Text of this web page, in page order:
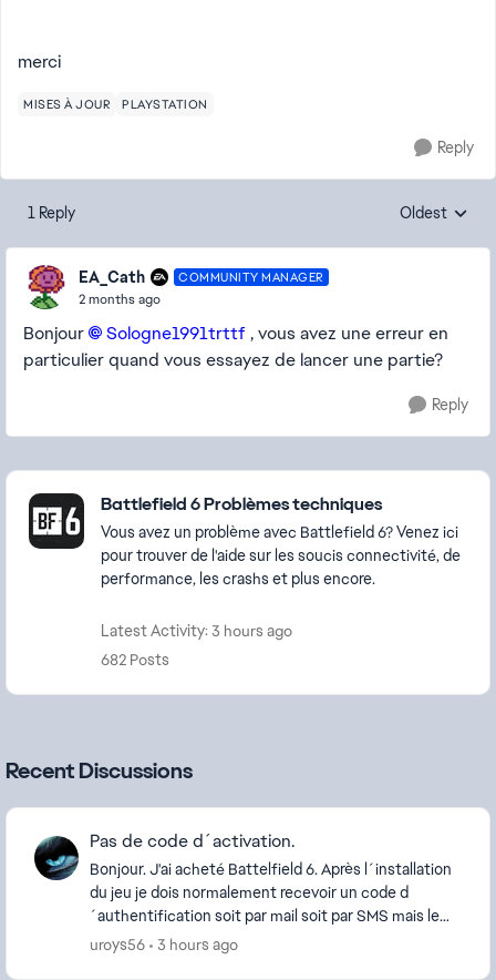
merci
MISES À JOUR PLAYSTATION
Reply
1 Reply Replies
Oldest
EA_Cath COMMUNITY MANAGER
2 months ago
Bonjour Sologne1991trttf​ , vous avez une erreur en
particulier quand vous essayez de lancer une partie?
Reply
Featured Places
Battlefield 6 Problèmes techniques
Vous avez un problème avec Battlefield 6? Venez ici
pour trouver de l'aide sur les soucis connectivité, de
performance, les crashs et plus encore.
Latest Activity: 3 hours ago
682 Posts
Recent Discussions
Pas de code d´activation.
Bonjour. J'ai acheté Battelfield 6. Après l´installation
du jeu je dois normalement recevoir un code d
´authentification soit par mail soit par SMS mais le
code n´arrive pas. J´ai vérifié via les cons...
uroys56 3 hours ago